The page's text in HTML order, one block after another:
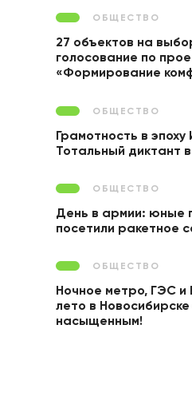
ОБЩЕСТВО
27 объектов на
голосование по
«Формирование
ОБЩЕСТВО
Грамотность в
Тотальный диктант
ОБЩЕСТВО
День в армии: юные
посетили ракетное
ОБЩЕСТВО
Ночное метро, ГЭС и
лето в
насыщенным!